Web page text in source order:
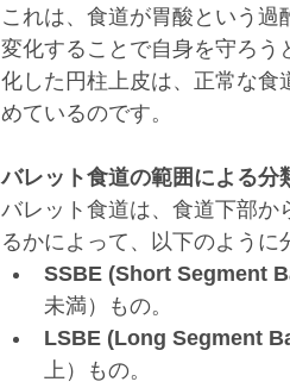
これは、食道が胃酸という
変化することで自身を守ろう
化した円柱上皮は、正常な食
めているのです。
バレット食道の範囲による分
バレット食道は、食道下部か
るかによって、以下のように
SSBE (Short Segment
未満）もの。
LSBE (Long Segment
上）もの。